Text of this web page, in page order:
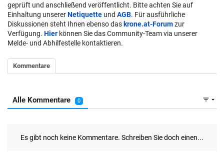
geprüft und anschließend veröffentlicht. Bitte achten Sie auf
Einhaltung unsererNetiquette und AGB. Für ausführliche
Diskussionen steht Ihnen ebenso das krone.at-Forumzur
Verfügung. Hier können Sie das Community-Team via unserer
Melde- und Abhilfestelle kontaktieren.